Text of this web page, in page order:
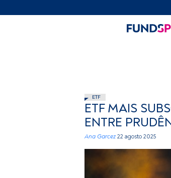
ETF
ETF MAIS
ENTRE
Ana Garcez 22 agosto 2025